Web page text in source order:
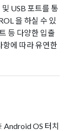
USB 포트를 통
을 하실 수 있
등 다양한 입출
에 따라 유연한
OS 터치